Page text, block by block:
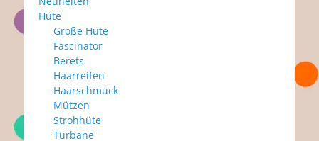
Hüte
Große Hüte
Fascinator
Berets
Haarreifen
Haarschmuck
Mützen
Strohhüte
Turbane